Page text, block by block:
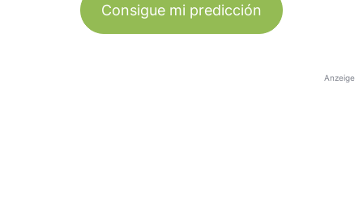
Consigue mi predicción
Anzeige